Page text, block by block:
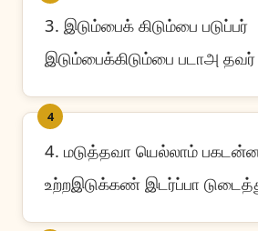
3. இடும்பைக் கிடும்பை படுப்பர்
இடும்பைக்கிடும்பை படாஅ தவர்
4
4. மடுத்தவா யெல்லாம்
உற்றஇடுக்கண் இடர்ப்பா